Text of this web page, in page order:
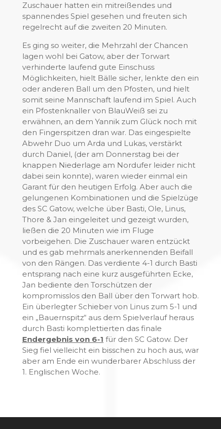
Zuschauer hatten ein mitreißendes und
spannendes Spiel gesehen und freuten sich
regelrecht auf die zweiten 20 Minuten.
Es ging so weiter, die Mehrzahl der Chancen
lagen wohl bei Gatow, aber der Torwart
verhinderte laufend gute Einschuss
Möglichkeiten, hielt Bälle sicher, lenkte den ein
oder anderen Ball um den Pfosten, und hielt
somit seine Mannschaft laufend im Spiel. Auch
ein Pfostenknaller von BlauWeiß sei zu
erwähnen, an dem Yannik zum Glück noch mit
den Fingerspitzen dran war. Das eingespielte
Abwehr Duo um Arda und Lukas, verstärkt
durch Daniel, (der am Donnerstag bei der
knappen Niederlage am Nordufer leider nicht
dabei sein konnte), waren wieder einmal ein
Garant für den heutigen Erfolg. Aber auch die
gelungenen Kombinationen und die Spielzüge
des SC Gatow, welche über Basti, Ole, Linus,
Thore & Jan eingeleitet und gezeigt wurden,
ließen die 20 Minuten wie im Fluge
vorbeigehen. Die Zuschauer waren entzückt
und es gab mehrmals anerkennenden Beifall
von den Rängen. Das verdiente 4-1 durch Basti
entsprang nach eine kurz ausgeführten Ecke,
Jan bediente den Torschützen der
kompromisslos den Ball über den Torwart hob.
Ein überlegter Schieber von Linus zum 5-1 und
ein „Bauernspitz“ aus dem Spielverlauf heraus
durch Basti komplettierten das finale
Endergebnis von 6-1 für den SC Gatow. Der
Sieg fiel vielleicht ein bisschen zu hoch aus, war
aber am Ende ein wunderbarer Abschluss der
1. Englischen Woche.